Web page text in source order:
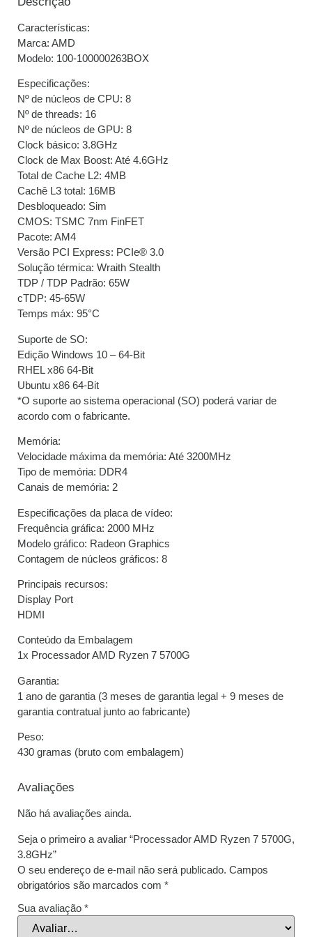
3x deR$406,33
4x deR$306,27
juros
5x deR$245,75com
juros
6x deR$ 206,01com
juros
7x deR$ 178,32com
8x deR$156,92com
juros
juros
10x deR$127,39
juros
11x deR$116,91com
12x de R$108,19com
juros
Características:
Marca: AMD
Modelo: 100-100000263BOX
Especificações:
Nº de núcleos de CPU: 8
Nº de threads: 16
Nº de núcleos de GPU: 8
Clock básico: 3.8GHz
Clock de Max Boost: Até 4.6GHz
Total de Cache L2: 4MB
Cachê L3 total: 16MB
Desbloqueado: Sim
CMOS: TSMC 7nm FinFET
Pacote: AM4
Versão PCI Express: PCIe® 3.0
Solução térmica: Wraith Stealth
TDP / TDP Padrão: 65W
cTDP: 45-65W
Temps máx: 95°C
Suporte de SO:
Edição Windows 10 – 64-Bit
RHEL x86 64-Bit
Ubuntu x86 64-Bit
*O suporte ao sistema operacional (SO) poderá variar de
acordo com o fabricante.
Memória:
Velocidade máxima da memória: Até 3200MHz
Tipo de memória: DDR4
Canais de memória: 2
Especificações da placa de vídeo:
Frequência gráfica: 2000 MHz
Modelo gráfico: Radeon Graphics
Contagem de núcleos gráficos: 8
Principais recursos:
Display Port
HDMI
Conteúdo da Embalagem
1x Processador AMD Ryzen 7 5700G
Garantia:
1 ano de garantia (3 meses de garantia legal + 9 meses de
garantia contratual junto ao fabricante)
Peso:
430 gramas (bruto com embalagem)
Avaliações
Não há avaliações ainda.
Seja o primeiro a avaliar “Processador AMD Ryzen 7 5700G,
3.8GHz”
O seu endereço de e-mail não será publicado. Campos
obrigatórios são marcados com *
Sua avaliação *